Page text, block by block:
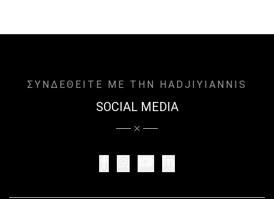
ΣΥΝΔΕΘΕΙΤΕ ΜΕ ΤΗΝ HADJIYIANNIS
SOCIAL MEDIA